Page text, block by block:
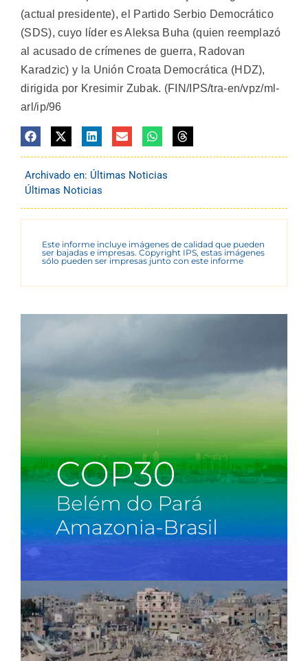
(actual presidente), el Partido Serbio Democrático
(SDS), cuyo líder es Aleksa Buha (quien reemplazó
al acusado de crímenes de guerra, Radovan
Karadzic) y la Unión Croata Democrática (HDZ),
dirigida por Kresimir Zubak. (FIN/IPS/tra-en/vpz/ml-
arl/ip/96
Archivado en: Últimas Noticias
Últimas Noticias
Este informe incluye imágenes de calidad que pueden
ser bajadas e impresas. Copyright IPS, estas imágenes
sólo pueden ser impresas junto con este informe